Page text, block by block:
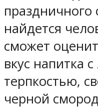
праздничного
найдется
сможет
вкус напитка
терпкостью,
черной